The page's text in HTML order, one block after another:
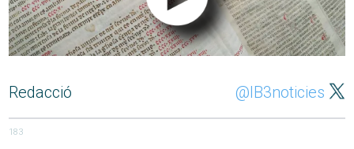
Redacció @IB3noticies
183